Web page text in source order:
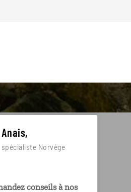
Anais,
spécialiste Norvège
conseils à nos